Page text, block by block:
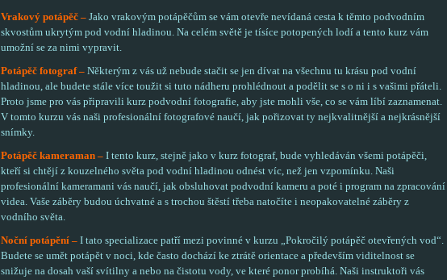
Vrakový potápěč – Jako vrakovým potápěčům se vám otevře nevídaná cesta k těmto podvodním
skvostům ukrytým pod vodní hladinou. Na celém světě je tísíce potopených lodí a tento kurz vám
umožní se za nimi vypravit.
Potápěč fotograf – Některým z vás už nebude stačit se jen dívat na všechnu tu krásu pod vodní
hladinou, ale budete stále více toužit si tuto nádheru prohlédnout a podělit se s o ni i s vašimi přáteli.
Proto jsme pro vás připravili kurz podvodní fotografie, aby jste mohli vše, co se vám líbí zaznamenat.
V tomto kurzu vás naši profesionální fotografové naučí, jak pořizovat ty nejkvalitnější a nejkrásnější
snímky.
Potápěč kameraman – I tento kurz, stejně jako v kurz fotograf, bude vyhledáván všemi potápěči,
kteří si chtějí z kouzelného světa pod vodní hladinou odnést víc, než jen vzpomínku. Naši
profesionální kameramani vás naučí, jak obsluhovat podvodní kameru a poté i program na zpracování
videa. Vaše záběry budou úchvatné a s trochou štěstí třeba natočíte i neopakovatelné záběry z
vodního světa.
Noční potápění – I tato specializace patří mezi povinné v kurzu „Pokročilý potápěč otevřených vod“.
Budete se umět potápět v noci, kde často dochází ke ztrátě orientace a především viditelnost se
snižuje na dosah vaší svítilny a nebo na čistotu vody, ve které ponor probíhá. Naši instruktoři vás